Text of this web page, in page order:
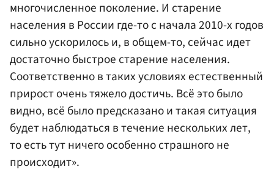
многочисленное поколение. И старение
населения в России где-то с начала 2010-х годов
сильно ускорилось и, в общем-то, сейчас идет
достаточно быстрое старение населения.
Соответственно в таких условиях естественный
прирост очень тяжело достичь. Всё это было
видно, всё было предсказано и такая ситуация
будет наблюдаться в течение нескольких лет,
то есть тут ничего особенно страшного не
происходит».